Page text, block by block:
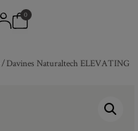
0
/ Davines Naturaltech ELEVATING